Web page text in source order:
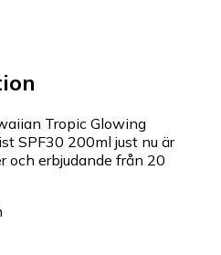
Tropic Glowing
SPF30 200ml just nu är
och erbjudande från 20